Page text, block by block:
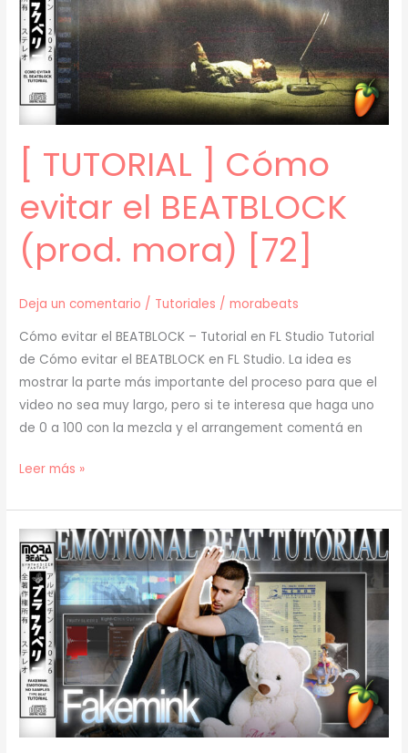
(prod.
mora)
[73]
[ TUTORIAL ] Cómo
evitar el BEATBLOCK
(prod. mora) [72]
Deja un comentario / Tutoriales /morabeats
Cómo evitar el BEATBLOCK – Tutorial en FL Studio Tutorial
de Cómo evitar el BEATBLOCK en FL Studio. La idea es
mostrar la parte más importante del proceso para que el
video no sea muy largo, pero si te interesa que haga uno
de 0 a 100 con la mezcla y el arrangement comentá en
[
]
Cómo
evitar
el
BEATBLOCK
(prod.
mora)
[72]
Leer más »